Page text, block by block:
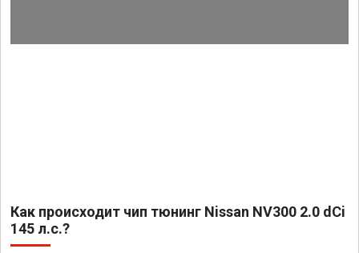
Как происходит чип тюнинг Nissan NV300 2.0 dCi
145 л.с.?